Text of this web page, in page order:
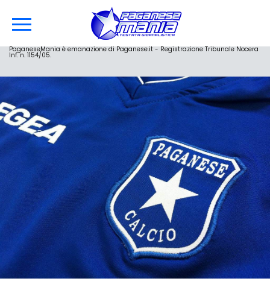
PaganeseMania è emanazione di Paganese.it - Registrazione Tribunale Nocera
Inf. n. 1154/05.